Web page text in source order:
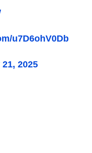
u7D6ohV0Db
2025